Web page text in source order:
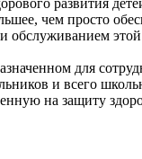
развития
чем просто
обслуживанием
для
и всего
на защиту